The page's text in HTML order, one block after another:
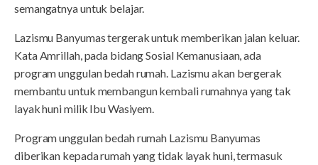
semangatnya untuk belajar.
Lazismu Banyumas tergerak untuk memberikan jalan keluar.
Kata Amrillah, pada bidang Sosial Kemanusiaan, ada
program unggulan bedah rumah. Lazismu akan bergerak
membantu untuk membangun kembali rumahnya yang tak
layak huni milik Ibu Wasiyem.
Program unggulan bedah rumah Lazismu Banyumas
diberikan kepada rumah yang tidak layak huni, termasuk